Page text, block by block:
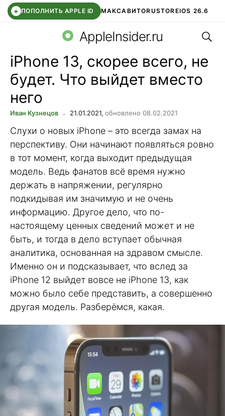
+ ПОПОЛНИТЬ APPLE ID МАКСАВИТОRUSTOREIOS 26.6
СБЕР КИДС ВТБ ОНЛАЙН ЧАТ В ROBLOX
AppleInsider.ru
iPhone 13, скорее всего, не
будет. Что выйдет вместо
него
Иван Кузнецов 21.01.2021, обновлено 08.02.2021
Слухи о новых iPhone – это всегда замах на
перспективу. Они начинают появляться ровно
в тот момент, когда выходит предыдущая
модель. Ведь фанатов всё время нужно
держать в напряжении, регулярно
подкидывая им значимую и не очень
информацию. Другое дело, что по-
настоящему ценных сведений может и не
быть, и тогда в дело вступает обычная
аналитика, основанная на здравом смысле.
Именно он и подсказывает, что вслед за
iPhone 12 выйдет вовсе не iPhone 13, как
можно было себе представить, а совершенно
другая модель. Разберёмся, какая.